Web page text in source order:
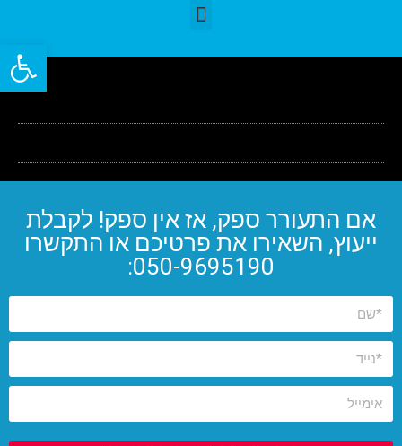
פתח
אם התעורר ספק, אז אין ספק! לקבלת
ייעוץ, השאירו את פרטיכם או התקשרו
050-9695190: